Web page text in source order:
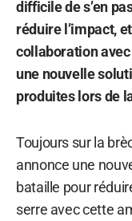
difficile de s’en
réduire l’impact,
collaboration
une nouvelle
produites lors de
Toujours sur la
annonce une
bataille pour
serre avec cette